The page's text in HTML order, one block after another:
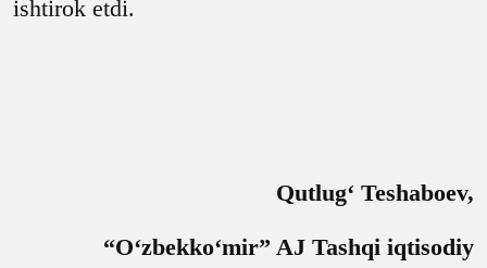
ishtirok etdi.
Qutlug‘ Teshaboev,
“O‘zbekko‘mir” AJ Tashqi iqtisodiy